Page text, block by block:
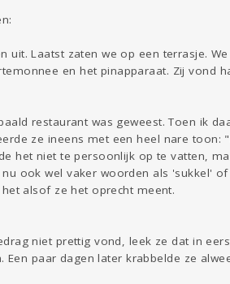
Laatst zaten we op een terrasje.
en het pinapparaat. Zij vond
restaurant was geweest. Toen ik
ze ineens met een heel nare toon:
het niet te persoonlijk op te vatten,
ook wel vaker woorden als 'sukkel'
alsof ze het oprecht meent.
niet prettig vond, leek ze dat in
paar dagen later krabbelde ze